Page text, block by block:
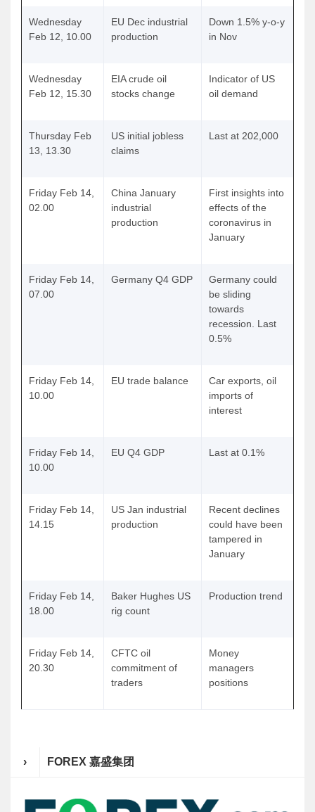
Wednesday
Feb 12, 10.00
EU Dec industrial
production
Down 1.5% y-o-y
in Nov
Wednesday
Feb 12, 15.30
EIA crude oil
stocks change
Indicator of US
oil demand
Thursday Feb
13, 13.30
US initial jobless
claims
Last at 202,000
Friday Feb 14,
02.00
China January
industrial
production
First insights into
effects of the
coronavirus in
January
Friday Feb 14,
07.00
Germany Q4 GDP
Germany could
be sliding
towards
recession. Last
0.5%
Friday Feb 14,
10.00
EU trade balance
Car exports, oil
imports of
interest
Friday Feb 14,
10.00
EU Q4 GDP Last at 0.1%
Friday Feb 14,
14.15
US Jan industrial
production
Recent declines
could have been
tampered in
January
Friday Feb 14,
18.00
Baker Hughes US
rig count
Production trend
Friday Feb 14,
20.30
CFTC oil
commitment of
traders
Money
managers
positions
› FOREX 嘉盛集团